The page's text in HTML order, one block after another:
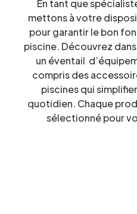
En tant que
mettons à votre
pour garantir le bon
piscine. Découvrez
un éventail
compris des
piscines qui
quotidien. Chaque
sélectionné pour